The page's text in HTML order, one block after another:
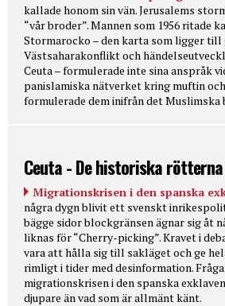
kallade honom sin vän. Jerusalems
“vår broder”. Mannen som 1956 ritade
Stormarocko – den karta som ligger till
Västsaharakonflikt och
Ceuta – formulerade inte sina anspråk
panislamiska nätverket kring muftin
formulerade dem inifrån det Muslimska
Ceuta - De historiska
Migrationskrisen i den spanska
några dygn blivit ett svenskt
bägge sidor blockgränsen ägnar sig åt
liknas för “Cherry-picking”. Kravet i
vara att hålla sig till sakläget och ge
rimligt i tider med desinformation.
migrationskrisen i den spanska
djupare än vad som är allmänt känt.